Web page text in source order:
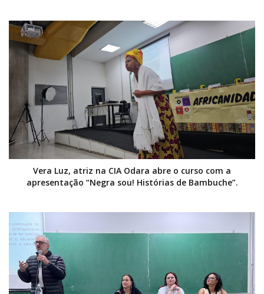
Vera Luz, atriz na CIA Odara abre o curso com a
apresentação “Negra sou! Histórias de Bambuche”.